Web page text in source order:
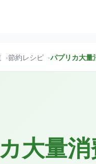
節約レシピ パプリカ大量
大量